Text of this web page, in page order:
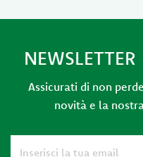
Assicurati di non
novità e la